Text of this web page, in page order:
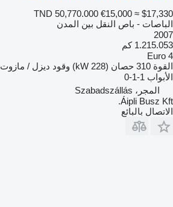
TND 50,770.000 €15,000 ≈ $17,330
الباصات - باص النقل بين المدن
2007
1.215.053 كم
Euro 4
القوة 310 حصان (228 kW) وقود ديزل / مازوت
الأبواب 1-1-0
المجر، Szabadszállás
Áipli Busz Kft.
الاتصال بالبائع